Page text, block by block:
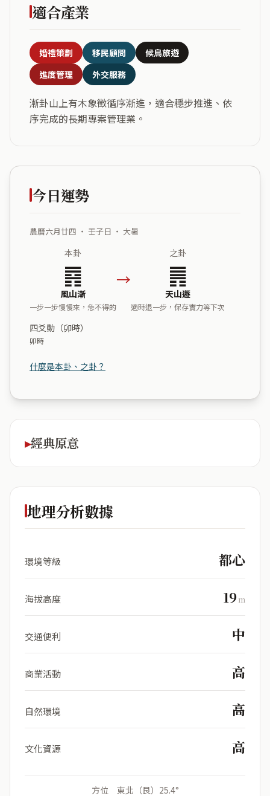
適合產業
婚禮策劃 移民顧問
候鳥旅遊
進度管理
外交服務
漸卦山上有木象徵循序漸進，適合穩步推進、依
序完成的長期專案管理業。
今日運勢
農曆六月廿四 ・ 壬子日 ・ 大暑
本卦
䷴
風山漸
一步一步慢慢來，急不得的
→
之卦
䷠
天山遯
適時退一步，保存實力等下次
四爻動（卯時）
卯時
什麼是本卦、之卦？
經典原意
地理分析數據
環境等級 都心
海拔高度 19m
交通便利 中
商業活動 高
自然環境 高
文化資源 高
方位 東北（艮）25.4°